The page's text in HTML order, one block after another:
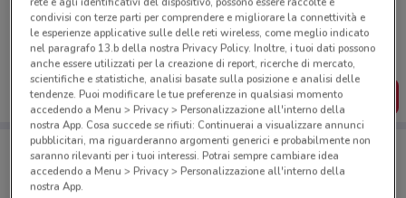
Porta DoveConviene sempre con te!
Puoi trovare le migliori offerte dei negozi vicino a te,
salvarle e creare la tua lista del risparmio, comodamente
dal tuo cellulare.
SCARICA L’APP
Negozi di Novità a Marghera
condivisi con terze parti per comprendere e migliorare la connettività e
le esperienze applicative sulle delle reti wireless, come meglio indicato
nel paragrafo 13.b della nostra Privacy Policy. Inoltre, i tuoi dati possono
anche essere utilizzati per la creazione di report, ricerche di mercato,
scientifiche e statistiche, analisi basate sulla posizione e analisi delle
tendenze. Puoi modificare le tue preferenze in qualsiasi momento
accedendo a Menu > Privacy > Personalizzazione all'interno della
nostra App. Cosa succede se rifiuti: Continuerai a visualizzare annunci
pubblicitari, ma riguarderanno argomenti generici e probabilmente non
saranno rilevanti per i tuoi interessi. Potrai sempre cambiare idea
accedendo a Menu > Privacy > Personalizzazione all'interno della
nostra App.